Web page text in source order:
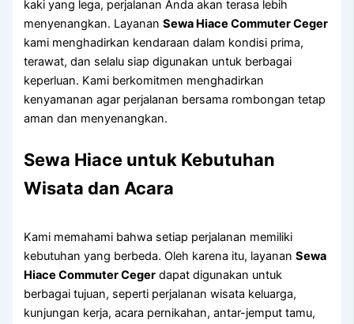
kaki yang lega, perjalanan Anda akan terasa lebih
menyenangkan. LayananSewa Hiace Commuter Ceger
kami menghadirkan kendaraan dalam kondisi prima,
terawat, dan selalu siap digunakan untuk berbagai
keperluan. Kami berkomitmen menghadirkan
kenyamanan agar perjalanan bersama rombongan tetap
aman dan menyenangkan.
Sewa Hiace untuk Kebutuhan
Wisata dan Acara
Kami memahami bahwa setiap perjalanan memiliki
kebutuhan yang berbeda. Oleh karena itu, layananSewa
Hiace Commuter Ceger dapat digunakan untuk
berbagai tujuan, seperti perjalanan wisata keluarga,
kunjungan kerja, acara pernikahan, antar-jemput tamu,